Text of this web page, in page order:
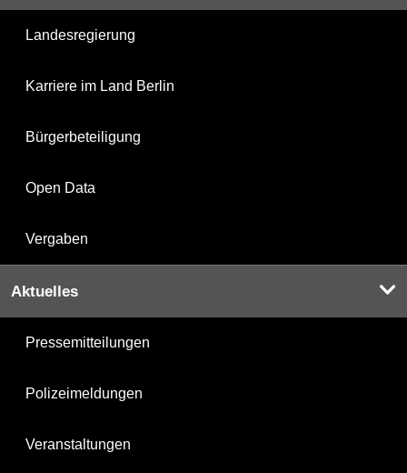
Landesregierung
Karriere im Land Berlin
Bürgerbeteiligung
Open Data
Vergaben
Aktuelles
Pressemitteilungen
Polizeimeldungen
Veranstaltungen